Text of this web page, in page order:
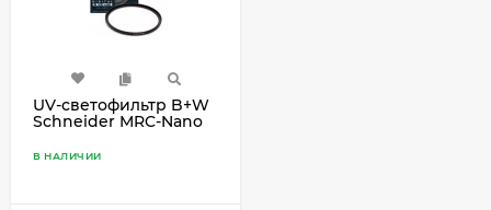
UV-светофильтр B+W
Schneider MRC-Nano
В НАЛИЧИИ